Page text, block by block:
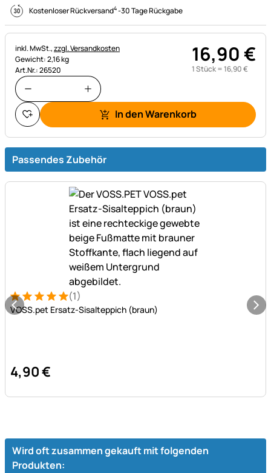
Kostenloser Rückversand4-30 Tage Rückgabe
Steuerhinweis:
inkl. MwSt.,zzgl. Versandkosten
Gewicht: 2,16 kg
Art.Nr.: 26520
16,90€
1 Stück =16,90€
In den Warenkorb
Passendes Zubehör
Bewertung: 5 von 5 (1 Bewertungen)
1 Bewertung (1)
VOSS.pet Ersatz-Sisalteppich (braun)
4,90€
Wird oft zusammen gekauft mit folgenden
Produkten: